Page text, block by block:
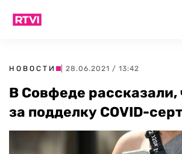
НОВОСТИ | 28.06.2021 / 13:42
В Совфеде рассказали,
за подделку COVID-